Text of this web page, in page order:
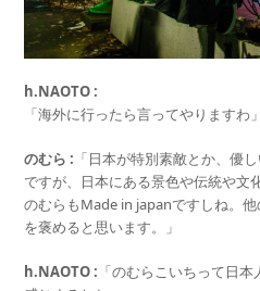
h.NAOTO :
「海外に行ったら言ってやりますわ」
のむら : 「日本が特別素敵とか、優
ですが、日本にある景色や伝統や文
のむらもMade in japanですしね。
を褒めると思います。」
h.NAOTO : 「のむらこいちって日